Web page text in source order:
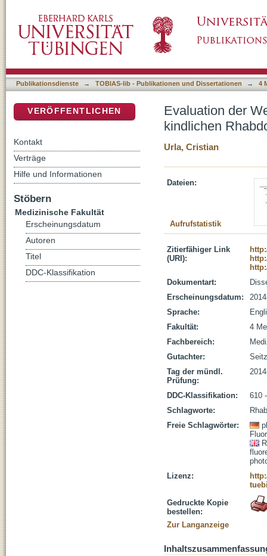
Publikationsdienste → TOBIAS-lib - Publikationen und Dissertationen → 4
Evaluation der
kindlichen
Urla, Cristian
Dateien:
Aufrufstatistik
Zitierfähiger Link
(URI):
Dokumentart:
Erscheinungsdatum:
Sprache:
Fakultät:
4
Fachbereich:
Gutachter:
Tag der mündl.
Prüfung:
DDC-Klassifikation:
610
Schlagworte:
Freie Schlagwörter:
Lizenz:
Gedruckte Kopie
bestellen:
Zur Langanzeige
VERÖFFENTLICHEN
Kontakt
Verträge
Hilfe und Informationen
Stöbern
Medizinische Fakultät
Erscheinungsdatum
Autoren
Titel
DDC-Klassifikation